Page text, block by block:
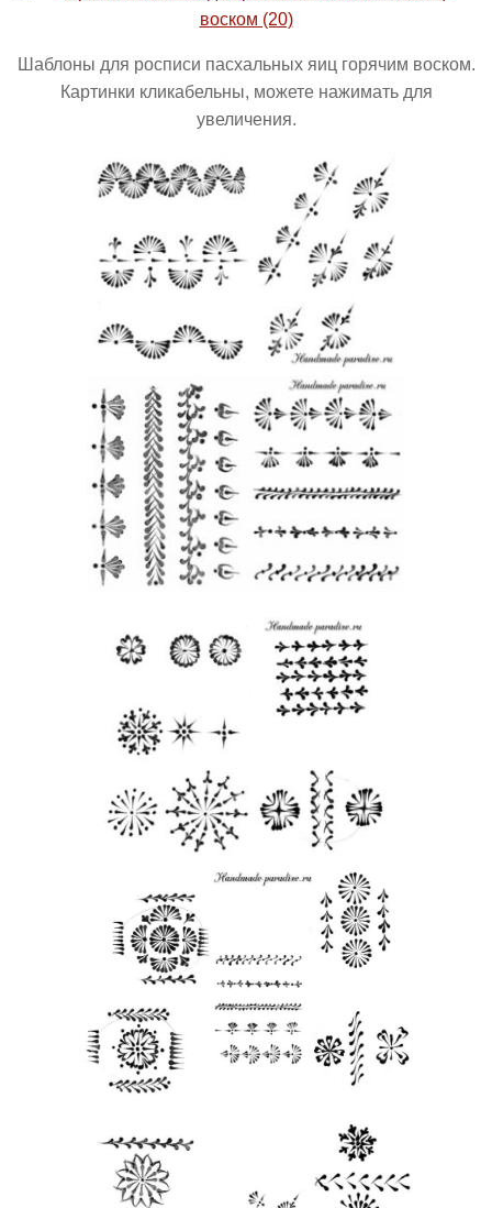
Шаблоны для росписи пасхальных яиц горячим воском.
Картинки кликабельны, можете нажимать для
увеличения.